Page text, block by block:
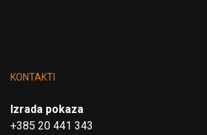
KONTAKTI
Izrada pokaza
+385 20 441 343